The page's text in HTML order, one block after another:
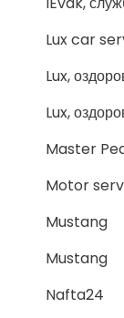
Lux car
Lux,
Lux,
Master
Motor
Mustang
Mustang
Nafta24